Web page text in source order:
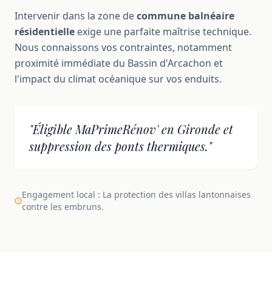
Intervenir dans la zone decommune balnéaire
résidentielle exige une parfaite maîtrise technique.
Nous connaissons vos contraintes, notamment
proximité immédiate du Bassin d'Arcachon et
l'impact du climat océanique sur vos enduits.
"Éligible MaPrimeRénov' en Gironde et
suppression des ponts thermiques."
Engagement local : La protection des villas lantonnaises
contre les embruns.